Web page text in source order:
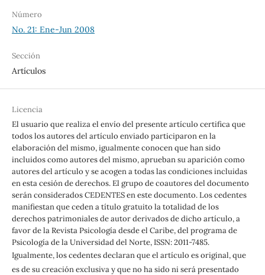
Número
No. 21: Ene-Jun 2008
Sección
Artículos
Licencia
El usuario que realiza el envío del presente artículo certifica que
todos los autores del artículo enviado participaron en la
elaboración del mismo, igualmente conocen que han sido
incluidos como autores del mismo, aprueban su aparición como
autores del artículo y se acogen a todas las condiciones incluidas
en esta cesión de derechos. El grupo de coautores del documento
serán considerados CEDENTES en este documento. Los cedentes
manifiestan que ceden a título gratuito la totalidad de los
derechos patrimoniales de autor derivados de dicho artículo, a
favor de la Revista Psicología desde el Caribe, del programa de
Psicología de la Universidad del Norte, ISSN: 2011-7485.
Igualmente, los cedentes declaran que el artículo es original, que
es de su creación exclusiva y que no ha sido ni será presentado